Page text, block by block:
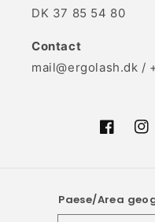
DK 37 85 54 80
Contact
mail@ergolash.dk /
Facebook
Paese/Area